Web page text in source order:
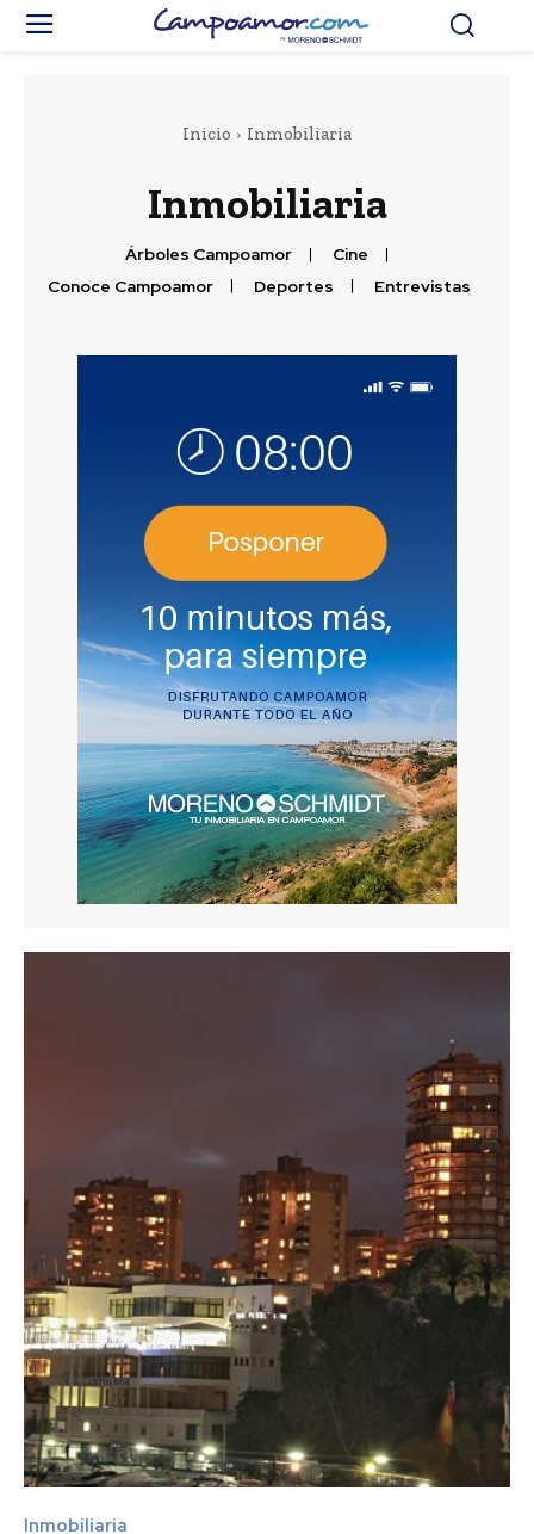
Inicio Inmobiliaria
Inmobiliaria
Árboles Campoamor
Cine
Conoce Campoamor
Deportes Entrevistas
Inmobiliaria